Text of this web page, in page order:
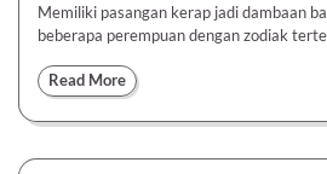
Memiliki pasangan kerap jadi dambaan
beberapa perempuan dengan zodiak
Read More